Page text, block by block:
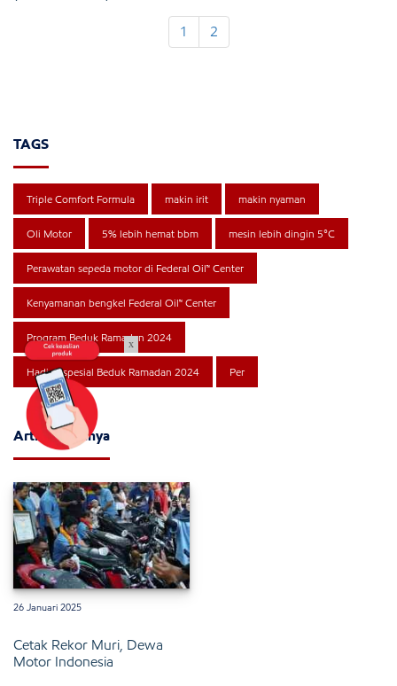
1 2
TAGS
Triple Comfort Formula makin irit makin nyaman
Oli Motor 5% lebih hemat bbm mesin lebih dingin 5°C
Perawatan sepeda motor di Federal Oil™ Center
Kenyamanan bengkel Federal Oil™ Center
Program Beduk Ramadan 2024
Hadiah spesial Beduk Ramadan 2024 Per
Artikel Lainnya
26 Januari 2025
Cetak Rekor Muri, Dewa
Motor Indonesia
x